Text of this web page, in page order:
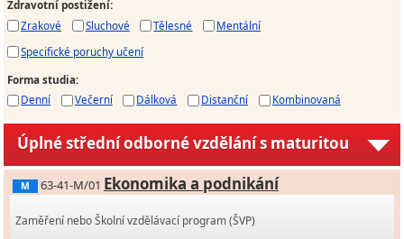
Zdravotní postižení:
Zrakové
Sluchové Tělesné
Mentální
Specifické poruchy učení
Forma studia:
Denní
Večerní Dálková Distanční Kombinovaná
Úplné střední odborné vzdělání s maturitou
M 63-41-M/01 Ekonomika a podnikání
Zaměření nebo Školní vzdělávací program (ŠVP)